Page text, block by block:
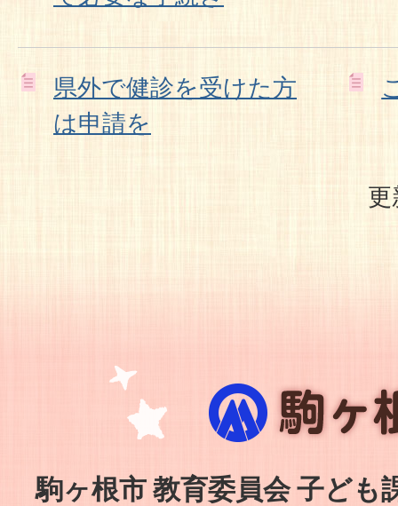
県外で健診を受けた方
は申請を
駒
ヶ
市
駒ヶ根市 教育委員会 子ども